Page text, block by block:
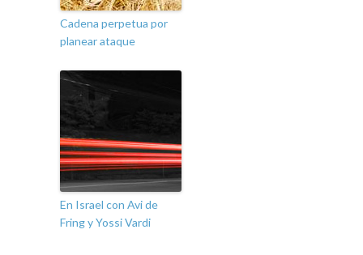
Cadena perpetua por
planear ataque
En Israel con Avi de
Fring y Yossi Vardi